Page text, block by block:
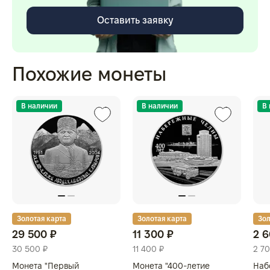
Оставить заявку
Похожие монеты
В наличии
Золотая карта
29 500 ₽
30 500 ₽
Монета "Первый
В наличии
Золотая карта
11 300 ₽
11 400 ₽
Монета "400-летие
В
2
2